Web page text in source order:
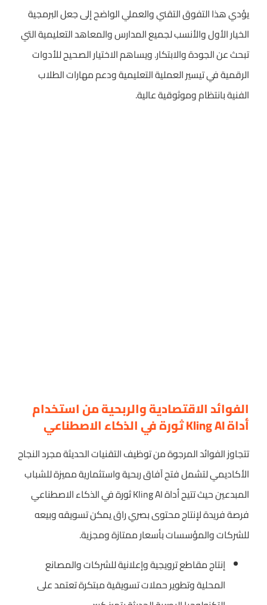
يؤدي هذا التفوق التقني والعملي الواضح إلى جعل البرمجية
الخيار الأول والأنسب لجميع المدارس والمعاهد التعليمية التي
تبحث عن الجودة والابتكار. ويساهم الاختيار الصحيح للأدوات
الرقمية في تيسير العملية التعليمية ودعم مهارات الطلاب
الفنية بانتظام وموثوقية عالية.
الفوائد الاقتصادية والربحية من استخدام
أداة Kling AI ثورة في الذكاء الاصطناعي
تتجاوز الفوائد المرجوة من توظيف التقنيات الحديثة مجرد النجاح
الأكاديمي لتشمل فتح آفاق ربحية واستثمارية مميزة للشباب
المبدعين حيث تتيح أداة Kling AI ثورة في الذكاء الاصطناعي
فرصة فريدة لإنتاج محتوى بصري راق يمكن تسويقه وبيعه
للشركات والمؤسسات بأسعار ممتازة ومجزية.
إنتاج مقاطع ترويجية وإعلانية للشركات والمصانع
المحلية وتطوير حملات تسويقية مبتكرة تعتمد على